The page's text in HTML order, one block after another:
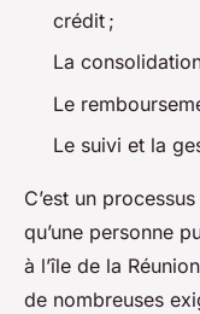
crédit ;
La
Le
Le suivi et la
C’est un
qu’une personne
à l’île de la
de nombreuses